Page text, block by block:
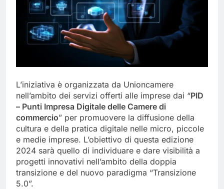
L’iniziativa è organizzata da Unioncamere
nell’ambito dei servizi offerti alle imprese dai “PID
– Punti Impresa Digitale delle Camere di
commercio” per promuovere la diffusione della
cultura e della pratica digitale nelle micro, piccole
e medie imprese. L’obiettivo di questa edizione
2024 sarà quello di individuare e dare visibilità a
progetti innovativi nell’ambito della doppia
transizione e del nuovo paradigma “Transizione
5.0”.